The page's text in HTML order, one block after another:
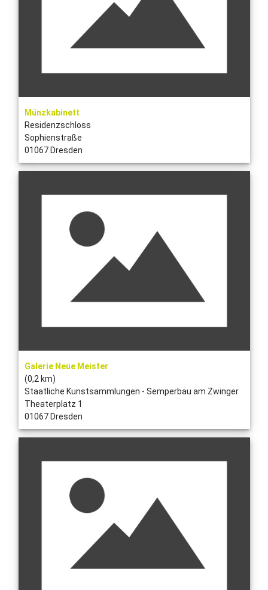
Münzkabinett
Residenzschloss
Sophienstraße
01067 Dresden
Galerie Neue Meister
(0,2 km)
Staatliche Kunstsammlungen - Semperbau am Zwinger
Theaterplatz 1
01067 Dresden